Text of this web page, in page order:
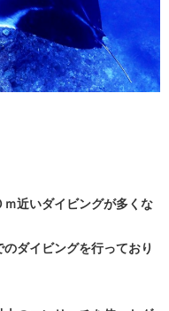
近いダイビングが多くな
ダイビングを行っており